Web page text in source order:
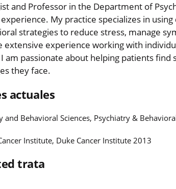
and Professor in the Department of
My practice specializes in
strategies to reduce stress, manage
extensive experience working with
am passionate about helping patients
they face.
actuales
and Behavioral Sciences, Psychiatry &
Institute, Duke Cancer Institute 2013
trata